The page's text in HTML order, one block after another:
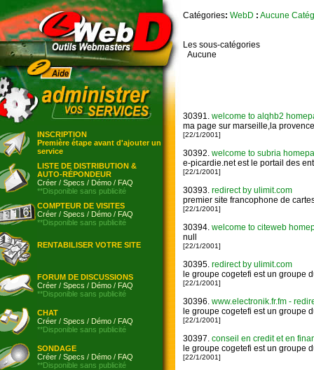
INSCRIPTION
Première étape avant d'ajouter un
service
LISTE DE DISTRIBUTION &
AUTO-RÉPONDEUR
Créer / Specs / Démo / FAQ
**Disponible sans publicité
COMPTEUR DE VISITES
Créer / Specs / Démo / FAQ
**Disponible sans publicité
RENTABILISER VOTRE SITE
FORUM DE DISCUSSIONS
Créer / Specs / Démo / FAQ
**Disponible sans publicité
CHAT
Créer / Specs / Démo / FAQ
**Disponible sans publicité
SONDAGE
Créer / Specs / Démo / FAQ
**Disponible sans publicité
Catégories: WebD : Aucune
Les sous-catégories
Aucune
30391. welcome to alqhb2
ma page sur marseille,la
[22/1/2001]
30392. welcome to subria
e-picardie.net est le portail des
[22/1/2001]
30393. redirect by ulimit.com
premier site francophone de
[22/1/2001]
30394. welcome to citeweb
null
[22/1/2001]
30395. redirect by ulimit.com
le groupe cogetefi est un groupe
[22/1/2001]
30396. www.electronik.fr.fm -
le groupe cogetefi est un groupe
[22/1/2001]
30397. conseil en credit et en
le groupe cogetefi est un groupe
[22/1/2001]